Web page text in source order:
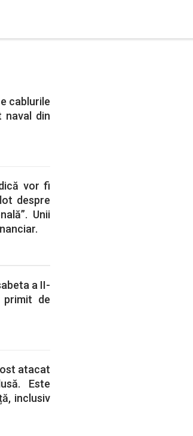
cablurile
naval din
vor fi
despre
Unii
a II-
primit de
atacat
Este
inclusiv